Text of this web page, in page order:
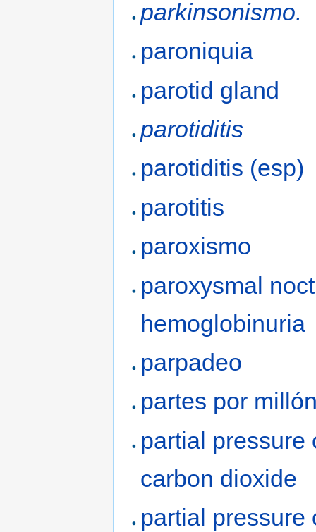
parkinsonismo.
paroniquia
parotid gland
parotiditis
parotiditis (esp)
parotitis
paroxismo
paroxysmal
hemoglobinuria
parpadeo
partes por
partial pressure
carbon dioxide
partial pressure